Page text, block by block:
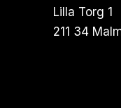
Lilla Torg 1
211 34